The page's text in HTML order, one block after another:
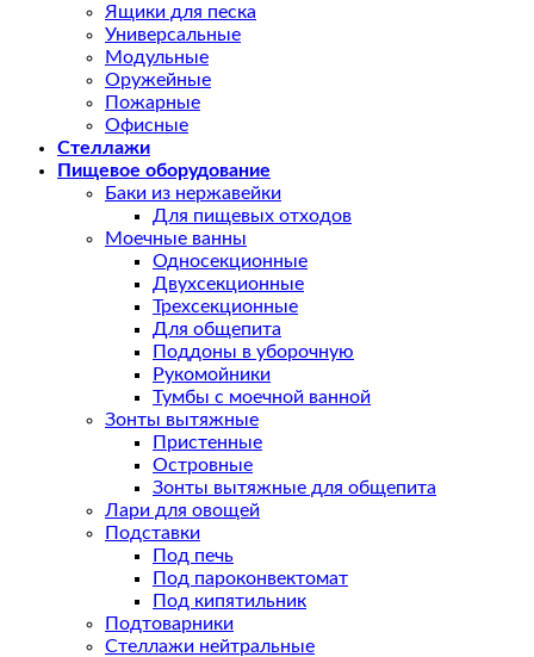
Ящики для песка
Универсальные
Модульные
Оружейные
Пожарные
Офисные
Стеллажи
Пищевое оборудование
Баки из нержавейки
Для пищевых отходов
Моечные ванны
Односекционные
Двухсекционные
Трехсекционные
Для общепита
Поддоны в уборочную
Рукомойники
Тумбы с моечной ванной
Зонты вытяжные
Пристенные
Островные
Зонты вытяжные для общепита
Лари для овощей
Подставки
Под печь
Под пароконвектомат
Под кипятильник
Подтоварники
Стеллажи нейтральные